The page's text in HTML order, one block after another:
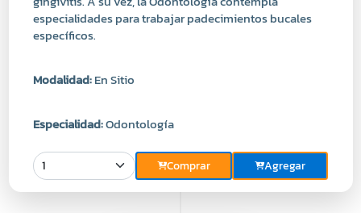
Modalidad:En Sitio
Especialidad:Odontología
Comprar